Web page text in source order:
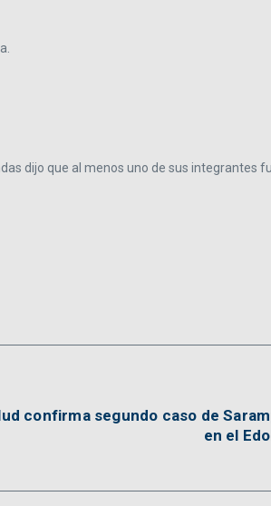
dijo que al menos uno de sus integrantes
confirma segundo caso de
en el